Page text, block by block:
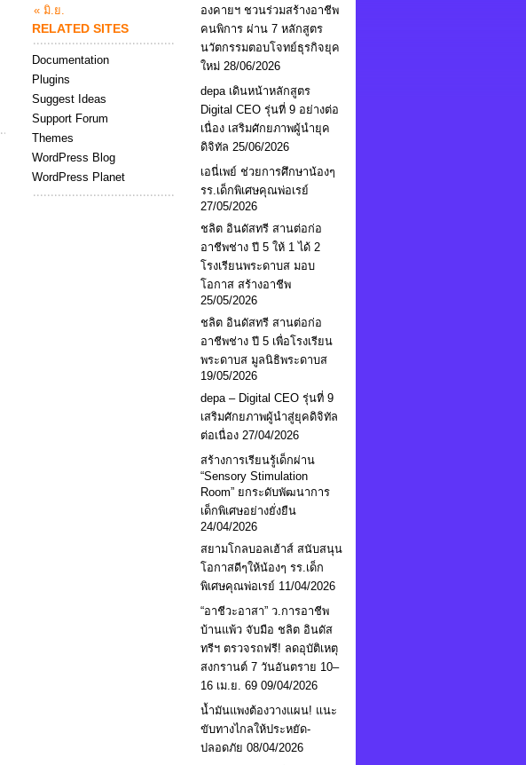
« มิ.ย.
RELATED SITES
Documentation
Plugins
Suggest Ideas
Support Forum
Themes
WordPress Blog
WordPress Planet
องคายฯ ชวนร่วมสร้างอาชีพ
คนพิการ ผ่าน 7 หลักสูตร
นวัตกรรมตอบโจทย์ธุรกิจยุค
ใหม่ 28/06/2026
depa เดินหน้าหลักสูตร
Digital CEO รุ่นที่ 9 อย่างต่อ
เนื่อง เสริมศักยภาพผู้นำยุค
ดิจิทัล 25/06/2026
เอนี่เพย์ ช่วยการศึกษาน้องๆ
รร.เด็กพิเศษคุณพ่อเรย์
27/05/2026
ชลิต อินดัสทรี สานต่อก่อ
อาชีพช่าง ปี 5 ให้ 1 ได้ 2
โรงเรียนพระดาบส มอบ
โอกาส สร้างอาชีพ
25/05/2026
ชลิต อินดัสทรี สานต่อก่อ
อาชีพช่าง ปี 5 เพื่อโรงเรียน
พระดาบส มูลนิธิพระดาบส
19/05/2026
depa – Digital CEO รุ่นที่ 9
เสริมศักยภาพผู้นำสู่ยุคดิจิทัล
ต่อเนื่อง 27/04/2026
สร้างการเรียนรู้เด็กผ่าน
“Sensory Stimulation
Room” ยกระดับพัฒนาการ
เด็กพิเศษอย่างยั่งยืน
24/04/2026
สยามโกลบอลเฮ้าส์ สนับสนุน
โอกาสดีๆให้น้องๆ รร.เด็ก
พิเศษคุณพ่อเรย์ 11/04/2026
“อาชีวะอาสา” ว.การอาชีพ
บ้านแพ้ว จับมือ ชลิต อินดัส
ทรีฯ ตรวจรถฟรี! ลดอุบัติเหตุ
สงกรานต์ 7 วันอันตราย 10–
16 เม.ย. 69 09/04/2026
น้ำมันแพงต้องวางแผน! แนะ
ขับทางไกลให้ประหยัด-
ปลอดภัย 08/04/2026